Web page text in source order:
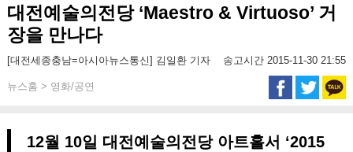
대전예술의전당 ‘Maestro & Virtuoso’ 거
장을 만나다
[대전세종충남=아시아뉴스통신] 김일환 기자 송고시간 2015-11-30 21:55
뉴스홈 > 영화/공연
12월 10일 대전예술의전당 아트홀서 ‘2015